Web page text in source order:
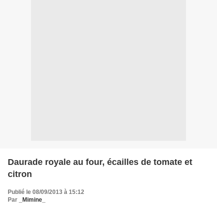
Daurade royale au four, écailles de tomate et
citron
Publié le 08/09/2013 à 15:12
Par
_Mimine_